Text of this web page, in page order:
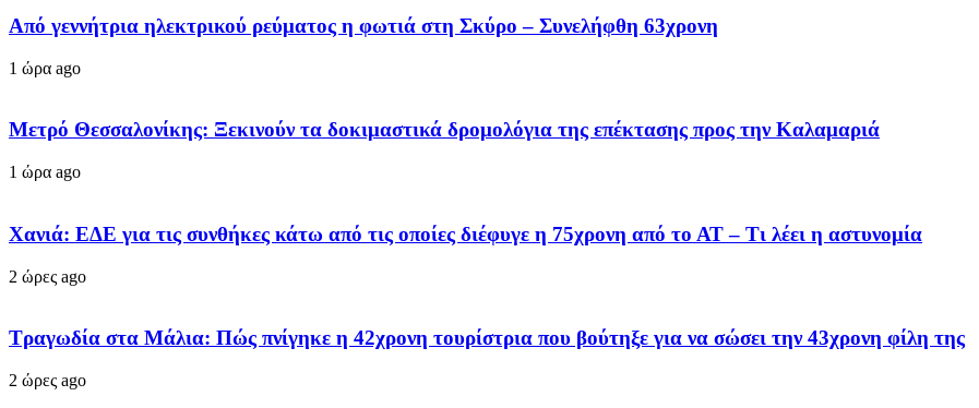
Από γεννήτρια ηλεκτρικού ρεύματος η φωτιά στη Σκύρο – Συνελήφθη 63χρονη
1 ώρα ago
Μετρό Θεσσαλονίκης: Ξεκινούν τα δοκιμαστικά δρομολόγια της επέκτασης προς την Καλαμαριά
1 ώρα ago
Χανιά: ΕΔΕ για τις συνθήκες κάτω από τις οποίες διέφυγε η 75χρονη από το ΑΤ – Τι λέει η αστυνομία
2 ώρες ago
Τραγωδία στα Μάλια: Πώς πνίγηκε η 42χρονη τουρίστρια που βούτηξε για να σώσει την 43χρονη φίλη της
2 ώρες ago